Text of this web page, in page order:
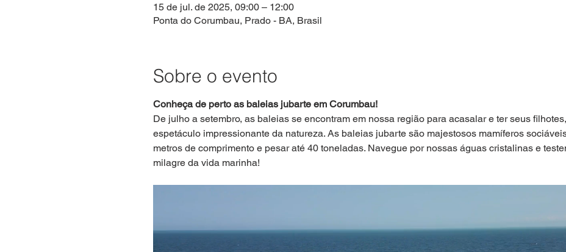
15 de jul. de 2025, 09:00 – 12:00
Ponta do Corumbau, Prado - BA, Brasil
Sobre o evento
Conheça de perto as baleias jubarte em Corumbau!
De julho a setembro, as baleias se encontram em nossa região para acasalar e ter seus
espetáculo impressionante da natureza. As baleias jubarte são majestosos mamíferos
metros de comprimento e pesar até 40 toneladas. Navegue por nossas águas cristalinas e
milagre da vida marinha!